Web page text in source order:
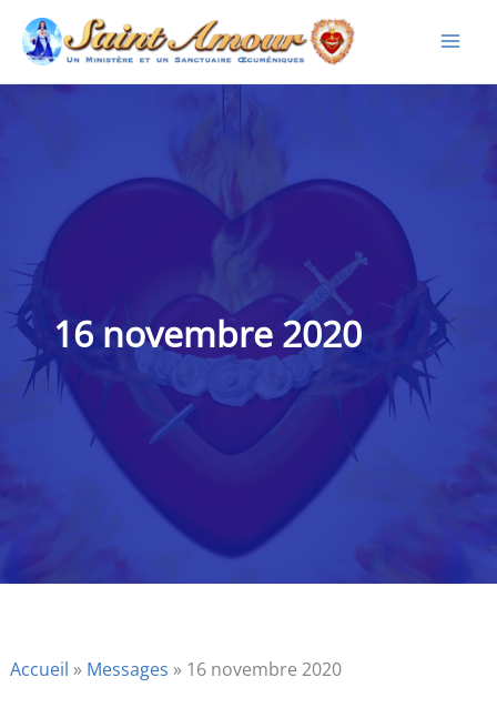
Aller
contenu
16 novembre 2020
Accueil » Messages » 16 novembre 2020